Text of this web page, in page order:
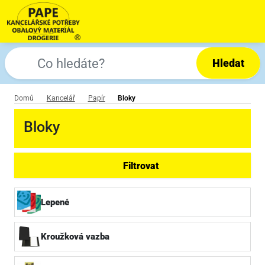
Hledat
Domů Kancelář Papír Bloky
Bloky
Filtrovat
Lepené
Kroužková vazba